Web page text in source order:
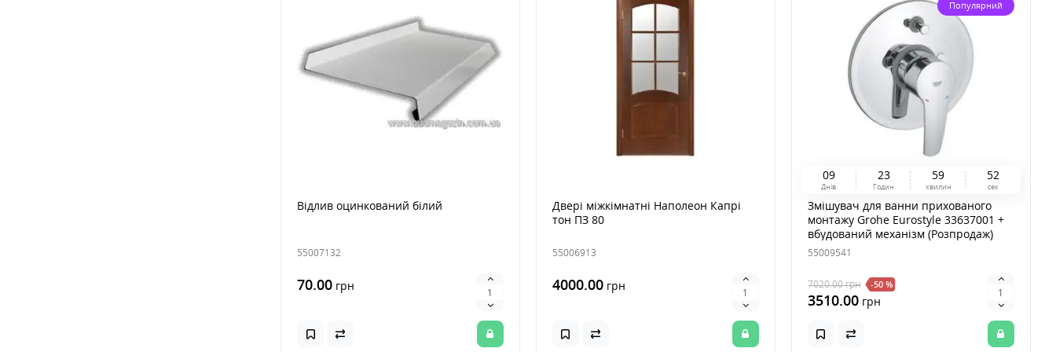
Відлив оцинкований білий
55007132
70.00 грн
Двері міжкімнатні Наполеон Капрі
тон ПЗ 80
55006913
4000.00грн
Популярний
09
Днів
23
Годин
59
хвилин
51
сек
Змішувач для ванни прихованого
монтажу Grohe Eurostyle 33637001 +
вбудований механізм (Розпродаж)
55009541
7020.00грн -50 %
3510.00грн